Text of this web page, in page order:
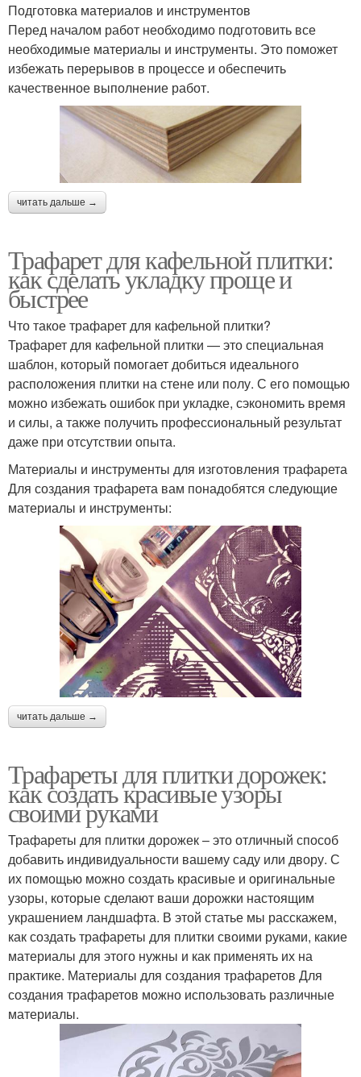
Подготовка материалов и инструментов
Перед началом работ необходимо подготовить все
необходимые материалы и инструменты. Это поможет
избежать перерывов в процессе и обеспечить
качественное выполнение работ.
читать дальше →
Трафарет для кафельной плитки:
как сделать укладку проще и
быстрее
Что такое трафарет для кафельной плитки?
Трафарет для кафельной плитки — это специальная
шаблон, который помогает добиться идеального
расположения плитки на стене или полу. С его помощью
можно избежать ошибок при укладке, сэкономить время
и силы, а также получить профессиональный результат
даже при отсутствии опыта.
Материалы и инструменты для изготовления трафарета
Для создания трафарета вам понадобятся следующие
материалы и инструменты:
читать дальше →
Трафареты для плитки дорожек:
как создать красивые узоры
своими руками
Трафареты для плитки дорожек – это отличный способ
добавить индивидуальности вашему саду или двору. С
их помощью можно создать красивые и оригинальные
узоры, которые сделают ваши дорожки настоящим
украшением ландшафта. В этой статье мы расскажем,
как создать трафареты для плитки своими руками, какие
материалы для этого нужны и как применять их на
практике. Материалы для создания трафаретов Для
создания трафаретов можно использовать различные
материалы.